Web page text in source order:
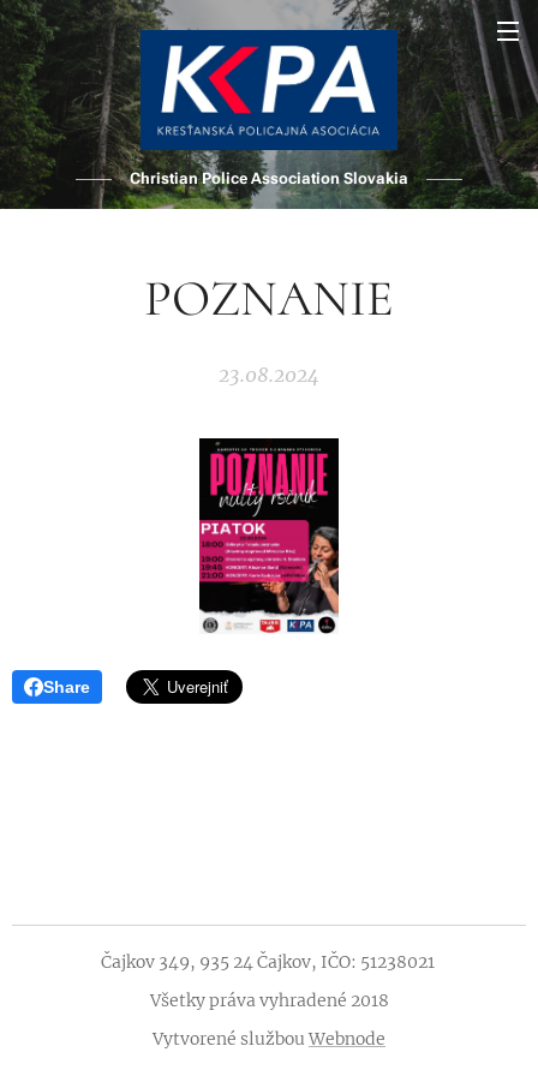
Christian Police Association Slovakia
POZNANIE
23.08.2024
Share
Čajkov 349, 935 24 Čajkov, IČO: 51238021
Všetky práva vyhradené 2018
Vytvorené službouWebnode